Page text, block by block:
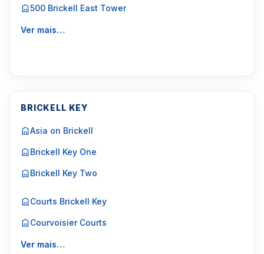
500 Brickell East Tower
Ver mais…
BRICKELL KEY
Asia on Brickell
Brickell Key One
Brickell Key Two
Courts Brickell Key
Courvoisier Courts
Ver mais…